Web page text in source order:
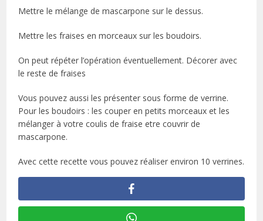
Mettre le mélange de mascarpone sur le dessus.
Mettre les fraises en morceaux sur les boudoirs.
On peut répéter l’opération éventuellement. Décorer avec
le reste de fraises
Vous pouvez aussi les présenter sous forme de verrine.
Pour les boudoirs : les couper en petits morceaux et les
mélanger à votre coulis de fraise etre couvrir de
mascarpone.
Avec cette recette vous pouvez réaliser environ 10 verrines.